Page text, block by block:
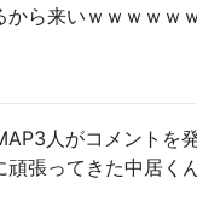
から来いｗｗｗｗｗｗ
人がコメント
頑張ってきた中居く